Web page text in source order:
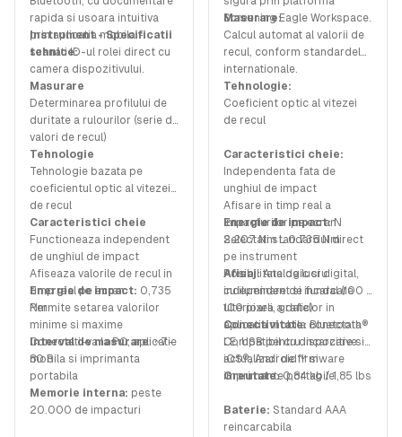
rapida si usoara intuitiva
prin aplicatia mobila -
scanati ID-ul rolei direct cu
camera dispozitivului.
Instrument - Specificatii
tehnice:
Masurare
Determinarea profilului de
duritate a rulourilor (serie de
valori de recul)
Tehnologie
Tehnologie bazata pe
coeficientul optic al vitezei
de recul
Caracteristici cheie
Functioneaza independent
de unghiul de impact
Afiseaza valorile de recul in
timp real pe ecran
Permite setarea valorilor
minime si maxime
Conectati-va la PC, aplicatie
mobila si imprimanta
portabila
Energie de impact: 0,735
Nm
Interval de masurare: ~7-
80 R
Memorie interna: peste
20.000 de impacturi
Screening Eagle Workspace.
Masurare:
Calcul automat al valorii de
recul, conform standardelor
internationale.
Tehnologie:
Coeficient optic al vitezei
de recul
Caracteristici cheie:
Independenta fata de
unghiul de impact
Afisare in timp real a
impacturilor pe ecran
Selectati standardul direct
pe instrument
Posibilitate de lucru
independent si incarcare
ulterioara a datelor in
aplicatia mobila conectata
Compatibil cu dispozitive
iOS®, Android™ si
imprimante portabile
Energie de impact:N
2.207 Nm L 0.735 Nm
Afisaj:Analogic si digital,
cu iluminare de fundal (100 x
100 pixeli, grafic)
Conectivitate: Bluetooth®
LE, USB pentru incarcare si
actualizari de firmware
Greutate:0,84 kg / 1,85 lbs
Baterie: Standard AAA
reincarcabila